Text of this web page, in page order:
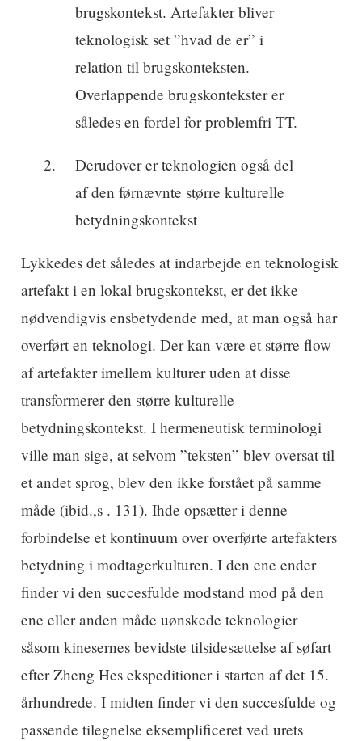
brugskontekst. Artefakter bliver
teknologisk set ”hvad de er” i
relation til brugskonteksten.
Overlappende brugskontekster er
således en fordel for problemfri TT.
Derudover er teknologien også del
af den førnævnte større kulturelle
betydningskontekst
Lykkedes det således at indarbejde en teknologisk
artefakt i en lokal brugskontekst, er det ikke
nødvendigvis ensbetydende med, at man også har
overført en teknologi. Der kan være et større flow
af artefakter imellem kulturer uden at disse
transformerer den større kulturelle
betydningskontekst. I hermeneutisk terminologi
ville man sige, at selvom ”teksten” blev oversat til
et andet sprog, blev den ikke forstået på samme
måde (ibid.,s . 131). Ihde opsætter i denne
forbindelse et kontinuum over overførte artefakters
betydning i modtagerkulturen. I den ene ender
finder vi den succesfulde modstand ­mod på den
ene eller anden måde uønskede teknologier
såsom kinesernes bevidste tilsidesættelse af søfart
efter Zheng Hes ekspeditioner i starten af det 15.
århundrede. I midten finder vi den succesfulde og
passende tilegnelse eksemplificeret ved urets